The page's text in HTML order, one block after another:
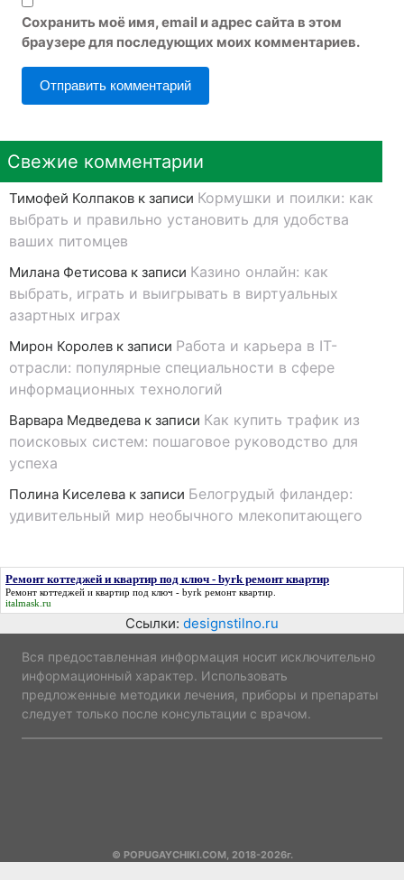
Сохранить моё имя, email и адрес сайта в этом
браузере для последующих моих комментариев.
Свежие комментарии
Тимофей Колпаков к записи Кормушки и поилки: как
выбрать и правильно установить для удобства
ваших питомцев
Милана Фетисова к записи Казино онлайн: как
выбрать, играть и выигрывать в виртуальных
азартных играх
Мирон Королев к записи Работа и карьера в IT-
отрасли: популярные специальности в сфере
информационных технологий
Варвара Медведева к записи Как купить трафик из
поисковых систем: пошаговое руководство для
успеха
Полина Киселева к записи Белогрудый филандер:
удивительный мир необычного млекопитающего
Ремонт коттеджей и квартир под ключ - byrk ремонт квартир
Ремонт коттеджей и квартир под ключ - byrk ремонт квартир.
italmask.ru
Ссылки: designstilno.ru
Вся предоставленная информация носит исключительно
информационный характер. Использовать
предложенные методики лечения, приборы и препараты
следует только после консультации с врачом.
© POPUGAYCHIKI.COM, 2018-2026г.